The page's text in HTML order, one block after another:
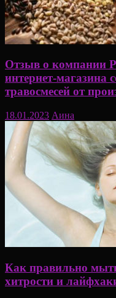
Отзыв о компании
интернет-магазина
травосмесей от
18.01.2023 Аина
Как правильно
хитрости и